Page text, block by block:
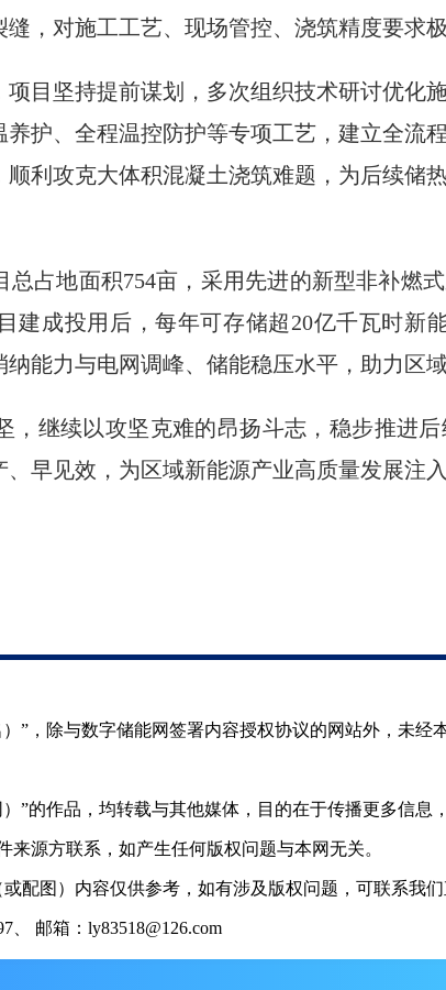
，对施工工艺、现场管控、浇筑精度要求极
目坚持提前谋划，多次组织技术研讨优化
护、全程温控防护等专项工艺，建立全流
利攻克大体积混凝土浇筑难题，为后续储
占地面积754亩，采用先进的新型非补燃
建成投用后，每年可存储超20亿千瓦时新
能力与电网调峰、储能稳压水平，助力区
，继续以攻坚克难的昂扬斗志，稳步推进
早见效，为区域新能源产业高质量发展注入
”，除与数字储能网签署内容授权协议的网站外，未
”的作品，均转载与其他媒体，目的在于传播更多信
源方联系，如产生任何版权问题与本网无关。
配图）内容仅供参考，如有涉及版权问题，可联系我们
、 邮箱：ly83518@126.com